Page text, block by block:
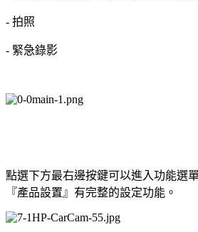
- 拍照
- 緊急錄影
點選下方最右邊按鍵可以進入功能選
『產品設置』有完整的設定功能。